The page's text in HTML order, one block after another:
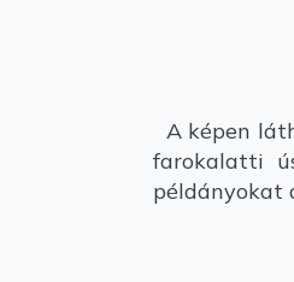
A képen
farokalatti
példányokat